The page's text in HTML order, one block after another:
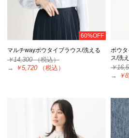
60%OFF
マルチwayボウタイブラウス/洗える
￥14,300（税込）
→
￥5,720 （税込）
ボウ
ス/洗
￥
→
￥